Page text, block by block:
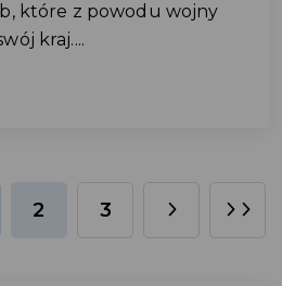
które z powodu wojny
kraj....
2 3